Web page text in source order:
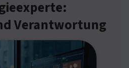
Verantwortung